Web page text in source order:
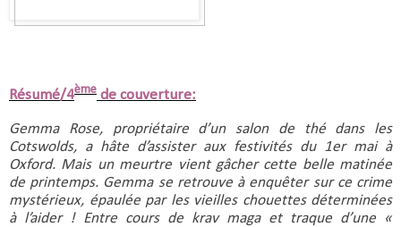
Résumé/4ème de couverture:
Gemma Rose, propriétaire d’un salon de thé dans les
Cotswolds, a hâte d’assister aux festivités du 1er mai à
Oxford. Mais un meurtre vient gâcher cette belle matinée
de printemps. Gemma se retrouve à enquêter sur ce crime
mystérieux, épaulée par les vieilles chouettes déterminées
à l’aider ! Entre cours de krav maga et traque d’une «